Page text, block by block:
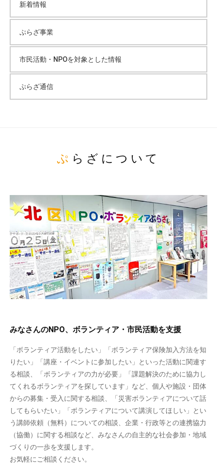
新着情報
ぷらざ事業
市民活動・NPOを対象とした情報
ぷらざ通信
ぷらざについて
みなさんのNPO、ボランティア・市民活動を支援
「ボランティア活動をしたい」「ボランティア保険加入方法を知
りたい」「講座・イベントに参加したい」といった活動に関連す
る相談、「ボランティアの力が必要」「課題解決のために協力し
てくれるボランティアを探しています」など、個人や施設・団体
からの募集・受入に関する相談、「災害ボランティアについて話
してもらいたい」「ボランティアについて講演してほしい」とい
う講師依頼（無料）についての相談、企業・行政等との連携協力
（協働）に関する相談など、みなさんの自主的な社会参加・地域
づくりの一歩を支援します。
お気軽にご相談ください。